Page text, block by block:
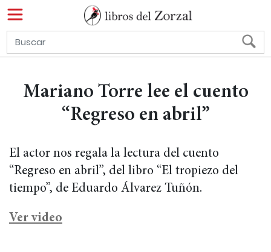
Mariano Torre lee el cuento
“Regreso en abril”
El actor nos regala la lectura del cuento
“Regreso en abril”, del libro “El tropiezo del
tiempo”, de Eduardo Álvarez Tuñón.
Ver video